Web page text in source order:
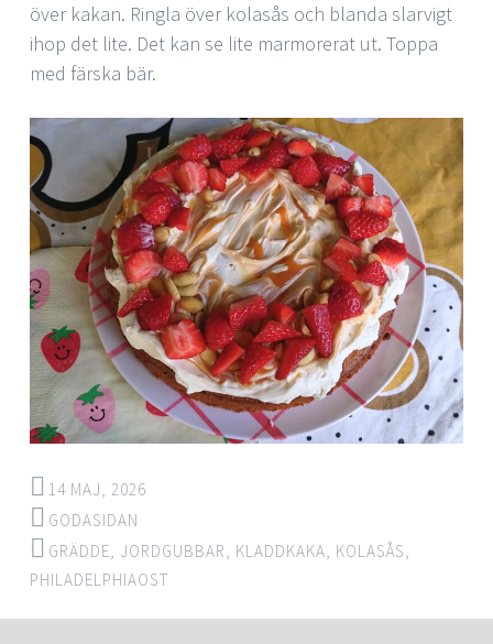
över kakan. Ringla över kolasås och blanda slarvigt
ihop det lite. Det kan se lite marmorerat ut. Toppa
med färska bär.
14 MAJ, 2026
GODASIDAN
GRÄDDE JORDGUBBAR KLADDKAKA KOLASÅS
PHILADELPHIAOST